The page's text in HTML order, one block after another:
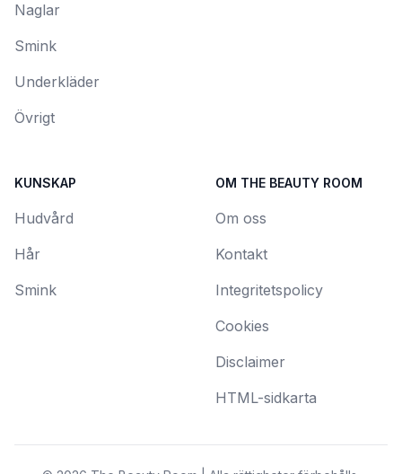
Naglar
Smink
Underkläder
Övrigt
KUNSKAP
Hudvård
Hår
Smink
OM THE BEAUTY ROOM
Om oss
Kontakt
Integritetspolicy
Cookies
Disclaimer
HTML-sidkarta